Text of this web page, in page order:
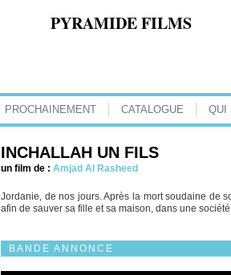
PYRAMIDE FILMS
PROCHAINEMENT CATALOGUE QUI
INCHALLAH UN FILS
un film de : Amjad Al Rasheed
Jordanie, de nos jours. Après la mort soudaine de
afin de sauver sa fille et sa maison, dans une
BANDE ANNONCE